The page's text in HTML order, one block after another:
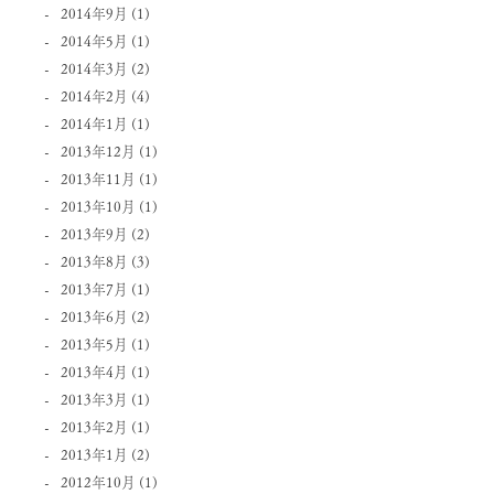
2014年9月 (1)
2014年5月 (1)
2014年3月 (2)
2014年2月 (4)
2014年1月 (1)
2013年12月 (1)
2013年11月 (1)
2013年10月 (1)
2013年9月 (2)
2013年8月 (3)
2013年7月 (1)
2013年6月 (2)
2013年5月 (1)
2013年4月 (1)
2013年3月 (1)
2013年2月 (1)
2013年1月 (2)
2012年10月 (1)